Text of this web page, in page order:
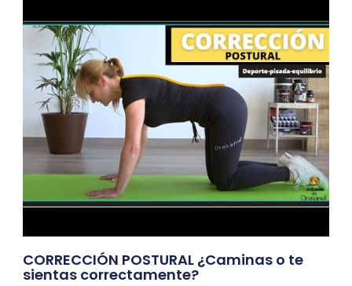
CORRECCIÓN POSTURAL ¿Caminas o te
sientas correctamente?